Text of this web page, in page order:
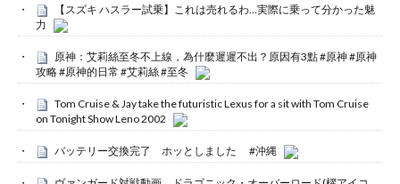
【スズキ ハスラー試乗】これは売れるわ…実際に乗って分かった魅
力
原神：艾莉絲至冬不上線，為什麼遲遲不出？原因有3點 #原神 #原神
攻略 #原神的日常 #艾莉絲 #至冬
Tom Cruise & Jay take the futuristic Lexus for a sit with Tom Cruise
on Tonight Show Leno 2002
バッテリー交換完了 ホッとしました #沖縄